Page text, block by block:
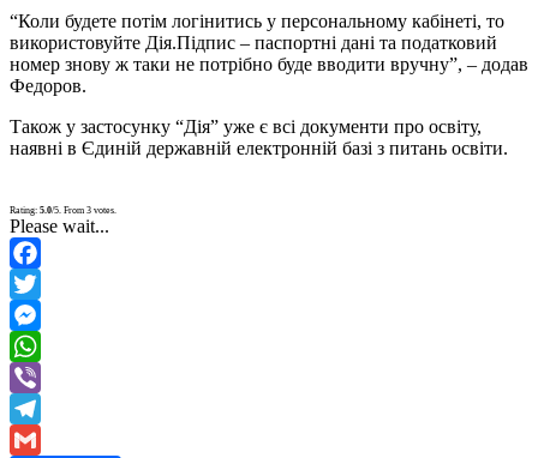
“Коли будете потім логінитись у персональному кабінеті, то
використовуйте Дія.Підпис – паспортні дані та податковий
номер знову ж таки не потрібно буде вводити вручну”, – додав
Федоров.
Також у застосунку “Дія” уже є всі документи про освіту,
наявні в Єдиній державній електронній базі з питань освіти.
Rating: 5.0/5. From 3 votes.
Please wait...
Facebook
Twitter
Messenger
WhatsApp
Viber
Telegram